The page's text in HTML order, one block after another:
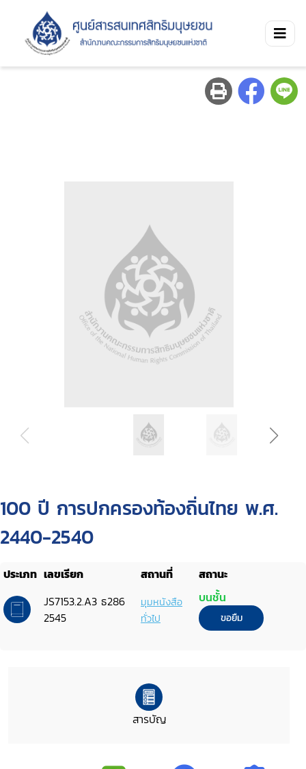
100 ปี การปกครองท้องถิ่นไทย พ.ศ.
2440-2540
ประเภท เลขเรียก สถานที่
สถานะ
JS7153.2.A3 ธ286
2545
มุมหนังสือ
ทั่วไป
บนชั้น
ขอยืม
สารบัญ